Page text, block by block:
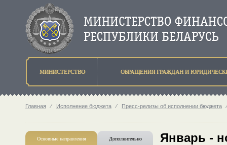
МИНИСТЕРСТВО ОБРАЩЕНИЯ ГРАЖДАН И
Главная ⁄ Исполнение бюджета ⁄ Пресс-релизы об исполнении бюджета ⁄
Основные направления Дополнительно Январь -